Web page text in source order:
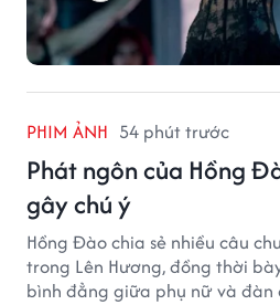
PHIM ẢNH 54 phút trước
Phát ngôn của Hồng
gây chú ý
Hồng Đào chia sẻ nhiều câu
trong Lên Hương, đồng thời
bình đẳng giữa phụ nữ và đàn